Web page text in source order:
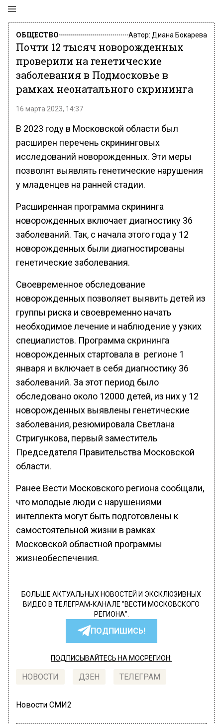
ОБЩЕСТВО Автор: Диана Бокарева
Почти 12 тысяч новорожденных
проверили на генетические
заболевания в Подмосковье в
рамках неонатального скрининга
16 марта 2023, 14:37
В 2023 году в Московской области был
расширен перечень скрининговых
исследований новорожденных. Эти меры
позволят выявлять генетические нарушения
у младенцев на ранней стадии.
Расширенная программа скрининга
новорожденных включает диагностику 36
заболеваний. Так, с начала этого года у 12
новорожденных были диагностированы
генетические заболевания.
Своевременное обследование
новорожденных позволяет выявить детей из
группы риска и своевременно начать
необходимое лечение и наблюдение у узких
специалистов. Программа скрининга
новорожденных стартовала в регионе 1
января и включает в себя диагностику 36
заболеваний. За этот период было
обследовано около 12000 детей, из них у 12
новорожденных выявлены генетические
заболевания, резюмировала Светлана
Стригункова, первый заместитель
Председателя Правительства Московской
области.
Ранее Вести Московского региона сообщали,
что молодые люди с нарушениями
интеллекта могут быть подготовлены к
самостоятельной жизни в рамках
Московской областной программы
жизнеобеспечения.
БОЛЬШЕ АКТУАЛЬНЫХ НОВОСТЕЙ И ЭКСКЛЮЗИВНЫХ
ВИДЕО В ТЕЛЕГРАМ-КАНАЛЕ "ВЕСТИ МОСКОВСКОГО
РЕГИОНА".
ПОДПИШИСЬ!
ПОДПИСЫВАЙТЕСЬ НА МОСРЕГИОН:
НОВОСТИ ДЗЕН ТЕЛЕГРАМ
Новости СМИ2